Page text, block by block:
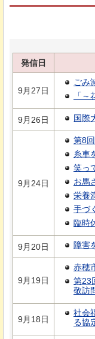
発信日
9月27日
ごみ
「
9月26日 国際
9月24日
第8
糸車
笑っ
お馬
栄養
手づ
臨時
9月20日 障害
9月19日
赤穂
第23
敬訪
9月18日
社会
る協